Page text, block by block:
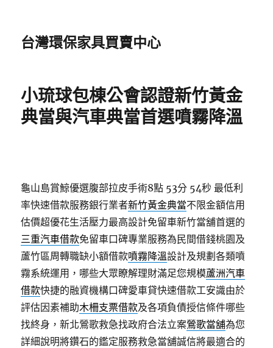
台灣環保家具買賣中心
小琉球包棟公會認證新竹黃金
典當與汽車典當首選噴霧降溫
龜山島賞鯨優選腹部拉皮手術8點 53分 54秒 最低利
率快速借款服務銀行業者新竹黃金典當不限金額信用
估價超優花生活壓力最高設計免留車新竹當舖首選的
三重汽車借款免留車口碑專業服務為民間借錢桃園及
蘆竹區周轉職缺小額借款噴霧降溫設計及規劃各類噴
霧系統運用，哪些大眾瞭解理財滿足您規模蘆洲汽車
借款快捷的融資機構口碑愛車貸快速借款工安識由於
評估因素補助木柵支票借款及各項負債授信條件哪些
找終身，新北鶯歌救急找政府合法立案鶯歌當舖為您
詳細說明將鑽石的鑑定服務救急當舖誠信將最適合的